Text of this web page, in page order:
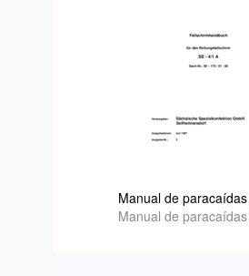
Manual de
Manual de